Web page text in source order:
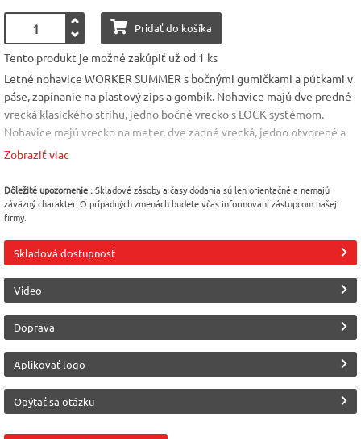
Pridať do košíka
Tento produkt je možné zakúpiť už od 1 ks
Letné nohavice WORKER SUMMER s bočnými gumičkami a pútkami v
páse, zapínanie na plastový zips a gombík. Nohavice majú dve predné
vrecká klasického strihu, jedno bočné vrecko s LOCK systémom.
Nohavice majú vrecko na meter, dve zadné vrecká, jedno otvorené a
druhé s chlopňou na suchý zips, vložky a štepovanie kontrastnej farby.
210g/m2 Veľkosti: XXS - 5XL.
Veľkosť
Pohlavie
Materiál
Výrobca
INDUSTRIAL WEAR
(Payper)
Zobraziť viac
Dôležité upozornenie :Skladové zásoby a časy dodania sú len orientačné a nemajú
záväzný charakter. O prípadných zmenách budete včas informovaní zástupcom našej
firmy.
Skladová dostupnosť
Video
Doprava
Aplikovať logo
Opýtať sa otázku